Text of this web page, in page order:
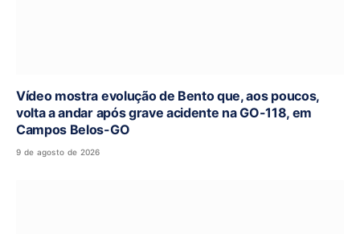
Vídeo mostra evolução de Bento que, aos poucos,
volta a andar após grave acidente na GO-118, em
Campos Belos-GO
9 de agosto de 2026